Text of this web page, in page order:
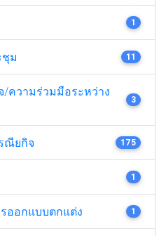
1
ชุม 11
/ความร่วมมือระหว่าง
3
ณียกิจ 175
1
ออกแบบตกแต่ง 1